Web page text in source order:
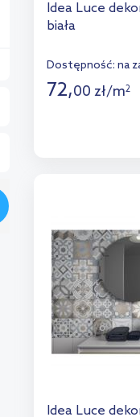
Idea Luce
biała
Dostępność: na
72,00 zł/m2
Idea Luce